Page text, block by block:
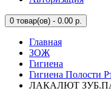
0 товар(ов) - 0.00 р.
Главная
ЗОЖ
Гигиена
Гигиена Полости
ЛАКАЛЮТ